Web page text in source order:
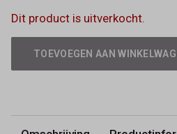
Dit product is uitverkocht.
TOEVOEGEN AAN